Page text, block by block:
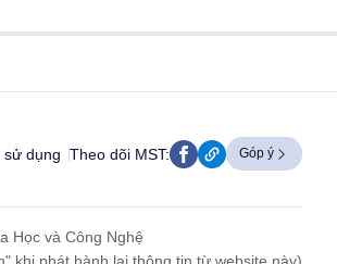
dụng Theo dõi MST: Góp ý
Học và Công Nghệ